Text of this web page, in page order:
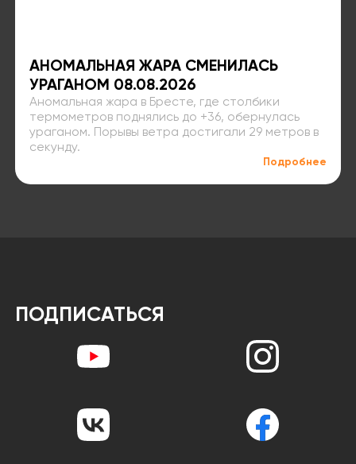
АНОМАЛЬНАЯ ЖАРА СМЕНИЛАСЬ
УРАГАНОМ 08.08.2026
Аномальная жара в Бресте, где столбики
термометров поднялись до +36, обернулась
ураганом. Порывы ветра достигали 29 метров в
секунду.
Подробнее
ПОДПИСАТЬСЯ